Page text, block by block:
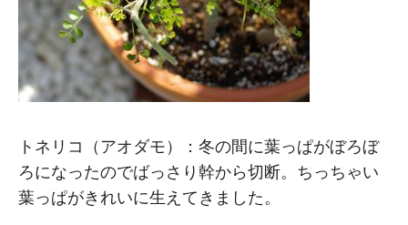
トネリコ（アオダモ）：冬の間に葉っぱがぼろぼ
ろになったのでばっさり幹から切断。ちっちゃい
葉っぱがきれいに生えてきました。